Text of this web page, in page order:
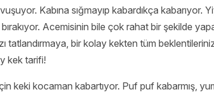
Kabına sığmayıp kabardıkça kabarıyor.
Acemisinin bile çok rahat bir şekilde
tatlandırmaya, bir kolay kekten tüm
kek tarifi!
için keki kocaman kabartıyor. Puf puf kabarmış,